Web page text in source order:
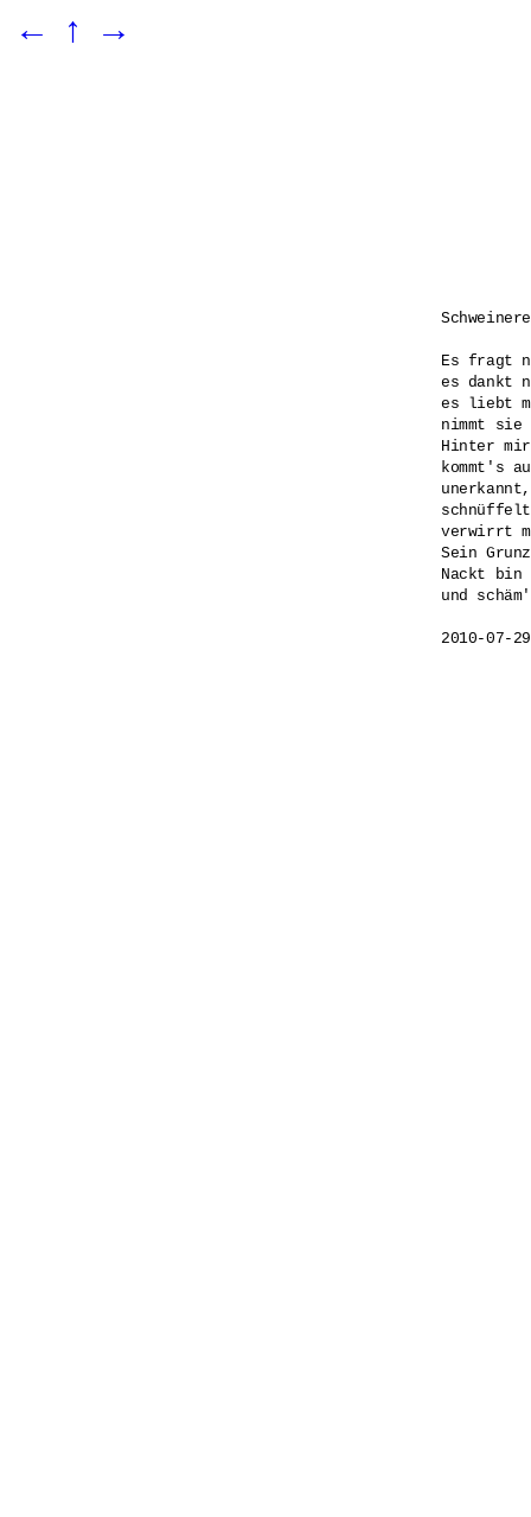
← ↑ →
Es fragt
es dankt
es liebt
nimmt
Hinter
kommt's
verwirrt
Sein
Nackt
und